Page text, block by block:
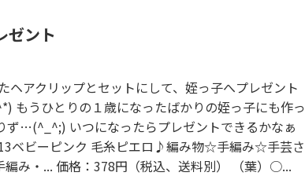
ゼント
アクリップとセットにして、姪っ子へプレゼント
もうひとりの１歳になったばかりの姪っ子にも作っ
ず…(^_^;) いつになったらプレゼントできるかなぁ
ベビーピンク 毛糸ピエロ♪編み物☆手編み☆手芸さ
み・... 価格：378円（税込、送料別） （葉）○...